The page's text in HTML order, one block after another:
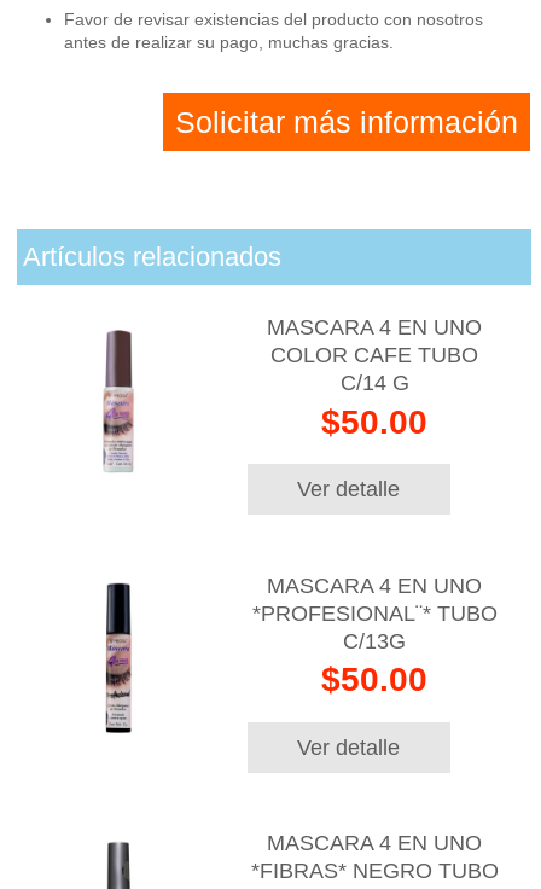
Favor de revisar existencias del producto con nosotros
antes de realizar su pago, muchas gracias.
Solicitar más información
Artículos relacionados
MASCARA 4 EN UNO
COLOR CAFE TUBO
C/14 G
$50.00
Ver detalle
MASCARA 4 EN UNO
*PROFESIONAL¨* TUBO
C/13G
$50.00
Ver detalle
MASCARA 4 EN UNO
*FIBRAS* NEGRO TUBO